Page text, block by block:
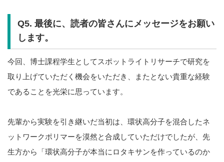
Q5. 最後に、読者の皆さんにメッセージをお願い
します。
今回、博士課程学生としてスポットライトリサーチで研究を
取り上げていただく機会をいただき、またとない貴重な経験
であることを光栄に思っています。
先輩から実験を引き継いだ当初は、環状高分子を混合したネ
ットワークポリマーを漠然と合成していただけでしたが、先
生方から「環状高分子が本当にロタキサンを作っているのか